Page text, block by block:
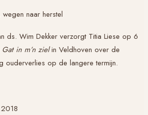
wegen naar herstel
ds. Wim Dekker verzorgt Titia Liese op 6
Gat in m’n zielin Veldhoven over de
ouderverlies op de langere termijn.